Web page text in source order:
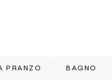
PRANZO BAGNO